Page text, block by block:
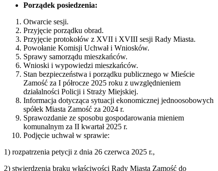
Porządek posiedzenia:
Otwarcie sesji.
Przyjęcie porządku obrad.
Przyjęcie protokołów z XVII i XVIII sesji Rady Miasta.
Powołanie Komisji Uchwał i Wniosków.
Sprawy samorządu mieszkańców.
Wnioski i wypowiedzi mieszkańców.
Stan bezpieczeństwa i porządku publicznego w Mieście
Zamość za I półrocze 2025 roku z uwzględnieniem
działalności Policji i Straży Miejskiej.
Informacja dotycząca sytuacji ekonomicznej jednoosobowych
spółek Miasta Zamość za 2024 r.
Sprawozdanie ze sposobu gospodarowania mieniem
komunalnym za II kwartał 2025 r.
Podjęcie uchwał w sprawie:
1) rozpatrzenia petycji z dnia 26 czerwca 2025 r.,
2) stwierdzenia braku właściwości Rady Miasta Zamość do